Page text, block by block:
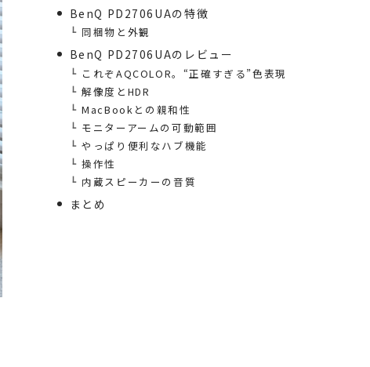
BenQ PD2706UAの特徴
同梱物と外観
BenQ PD2706UAのレビュー
これぞAQCOLOR。“正確すぎる”色表現
解像度とHDR
MacBookとの親和性
モニターアームの可動範囲
やっぱり便利なハブ機能
操作性
内蔵スピーカーの音質
まとめ